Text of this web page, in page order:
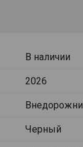
В наличии
2026
Черный